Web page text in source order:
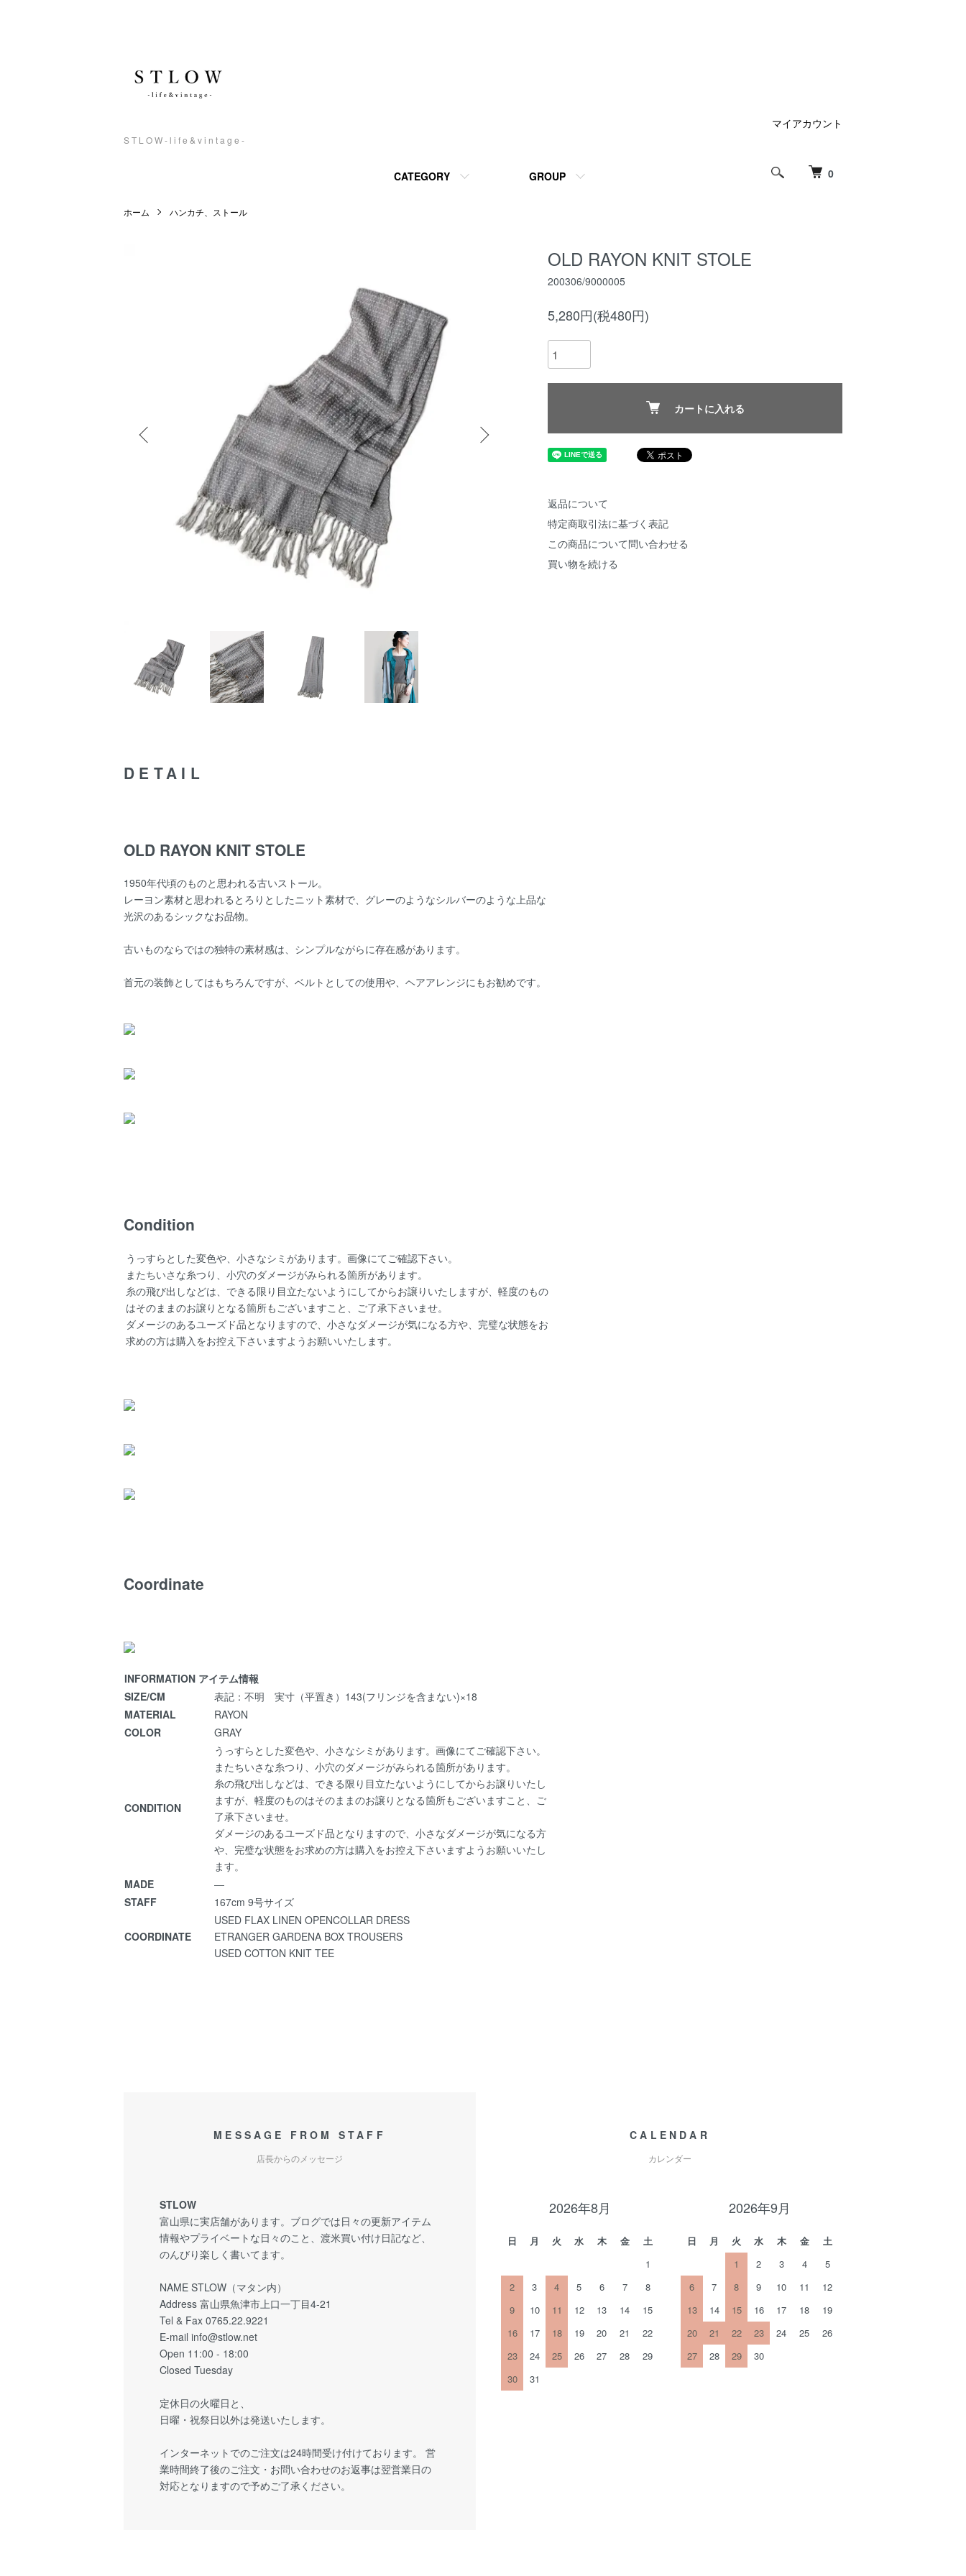
S T L O W - l i f e & v i n t a g e -
0
CATEGORY GROUP
マイアカウント
ホーム ハンカチ、ストール
OLD RAYON KNIT STOLE
200306/9000005
5,280円(税480円)
カートに入れる
返品について
特定商取引法に基づく表記
この商品について問い合わせる
買い物を続ける
DETAIL
OLD RAYON KNIT STOLE
1950年代頃のものと思われる古いストール。
レーヨン素材と思われるとろりとしたニット素材で、グレーのようなシルバーのような上品な
光沢のあるシックなお品物。
古いものならではの独特の素材感は、シンプルながらに存在感があります。
首元の装飾としてはもちろんですが、ベルトとしての使用や、ヘアアレンジにもお勧めです。
Condition
うっすらとした変色や、小さなシミがあります。画像にてご確認下さい。
またちいさな糸つり、小穴のダメージがみられる箇所があります。
糸の飛び出しなどは、できる限り目立たないようにしてからお譲りいたしますが、軽度のもの
はそのままのお譲りとなる箇所もございますこと、ご了承下さいませ。
ダメージのあるユーズド品となりますので、小さなダメージが気になる方や、完璧な状態をお
求めの方は購入をお控え下さいますようお願いいたします。
Coordinate
INFORMATION アイテム情報
SIZE/CM
表記：不明 実寸（平置き）143(フリンジを含まない)×18
MATERIAL
RAYON
COLOR
GRAY
CONDITION
うっすらとした変色や、小さなシミがあります。画像にてご確認下さい。
またちいさな糸つり、小穴のダメージがみられる箇所があります。
糸の飛び出しなどは、できる限り目立たないようにしてからお譲りいたし
ますが、軽度のものはそのままのお譲りとなる箇所もございますこと、ご
了承下さいませ。
ダメージのあるユーズド品となりますので、小さなダメージが気になる方
や、完璧な状態をお求めの方は購入をお控え下さいますようお願いいたし
ます。
MADE
―
STAFF
167cm 9号サイズ
COORDINATE
USED FLAX LINEN OPENCOLLAR DRESS
ETRANGER GARDENA BOX TROUSERS
USED COTTON KNIT TEE
MESSAGE FROM STAFF
店長からのメッセージ
STLOW
富山県に実店舗があります。ブログでは日々の更新アイテム
情報やプライベートな日々のこと、渡米買い付け日記など、
のんびり楽しく書いてます。
NAME STLOW（マタン内）
Address 富山県魚津市上口一丁目4-21
Tel & Fax 0765.22.9221
E-mail info@stlow.net
Open 11:00 - 18:00
Closed Tuesday
定休日の火曜日と、
日曜・祝祭日以外は発送いたします。
インターネットでのご注文は24時間受け付けております。 営
業時間終了後のご注文・お問い合わせのお返事は翌営業日の
対応となりますので予めご了承ください。
CALENDAR
カレンダー
2026年8月
日 月 火 水 木 金
土
1
2
3 4 5 6 7
8
9
10 11 12 13 14
15
16
17 18 19 20 21
22
23
24 25 26 27 28
29
30
31
2026年9月
日 月 火 水 木 金
土
1
2 3 4
5
6
7 8 9 10 11
12
13
14 15 16 17 18
19
20
21 22 23 24 25
26
27
28 29 30